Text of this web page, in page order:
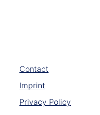
Contact
Imprint
Privacy Policy